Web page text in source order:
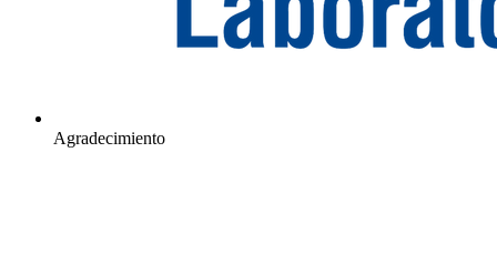
Agradecimiento